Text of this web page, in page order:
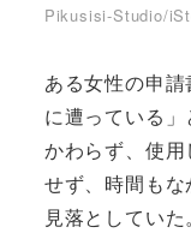
Pikusisi-Studio/
ある女性の申
に遭っている
かわらず、使
せず、時間も
見落としてい